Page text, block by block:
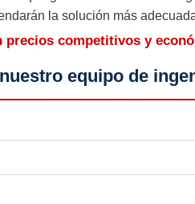
la solución más
precios competitivos y
equipo de